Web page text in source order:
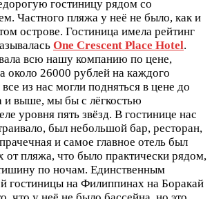
гостиницу рядом со
Частного пляжа у неё не было, как и
острове. Гостиница имела рейтинг
One Crescent Place Hotel.
всю нашу компанию по цене,
около 26000 рублей на каждого
из нас могли подняться в цене до
и выше, мы бы с лёгкостью
уровня пять звёзд. В гостинице нас
был небольшой бар, ресторан,
и самое главное отель был
от пляжа, что было практически рядом,
по ночам. Единственным
гостиницы на Филиппинах на Боракай